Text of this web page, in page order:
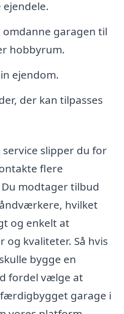
garagen til
hobbyrum.
ejendom.
der kan tilpasses
slipper du for
flere
modtager tilbud
hvilket
og enkelt at
og kvaliteter. Så hvis
bygge en
fordel vælge at
garage i